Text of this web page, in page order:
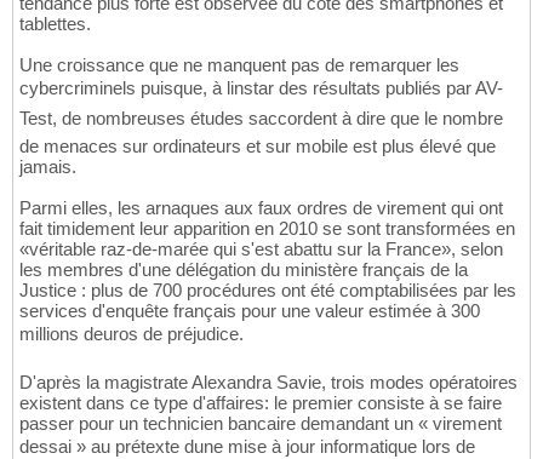
tablettes.
Une croissance que ne manquent pas de remarquer les
cybercriminels puisque, à linstar des résultats publiés par AV-
Test, de nombreuses études saccordent à dire que le nombre
de menaces sur ordinateurs et sur mobile est plus élevé que
jamais.
Parmi elles, les arnaques aux faux ordres de virement qui ont
fait timidement leur apparition en 2010 se sont transformées en
«véritable raz-de-marée qui s'est abattu sur la France», selon
les membres d'une délégation du ministère français de la
Justice : plus de 700 procédures ont été comptabilisées par les
services d'enquête français pour une valeur estimée à 300
millions deuros de préjudice.
D'après la magistrate Alexandra Savie, trois modes opératoires
existent dans ce type d'affaires: le premier consiste à se faire
passer pour un technicien bancaire demandant un « virement
dessai » au prétexte dune mise à jour informatique lors de